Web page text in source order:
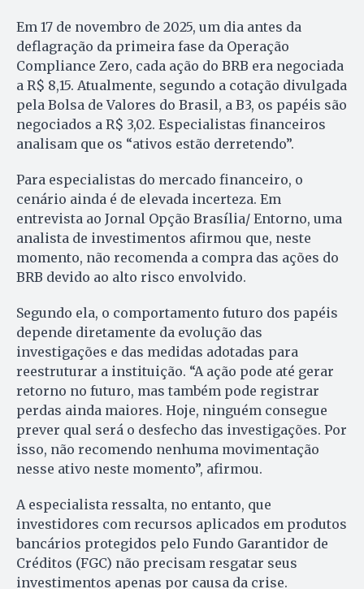
Em 17 de novembro de 2025, um dia antes da
deflagração da primeira fase da Operação
Compliance Zero, cada ação do BRB era negociada
a R$ 8,15. Atualmente, segundo a cotação divulgada
pela Bolsa de Valores do Brasil, a B3, os papéis são
negociados a R$ 3,02. Especialistas financeiros
analisam que os “ativos estão derretendo”.
Para especialistas do mercado financeiro, o
cenário ainda é de elevada incerteza. Em
entrevista ao Jornal Opção Brasília/ Entorno, uma
analista de investimentos afirmou que, neste
momento, não recomenda a compra das ações do
BRB devido ao alto risco envolvido.
Segundo ela, o comportamento futuro dos papéis
depende diretamente da evolução das
investigações e das medidas adotadas para
reestruturar a instituição. “A ação pode até gerar
retorno no futuro, mas também pode registrar
perdas ainda maiores. Hoje, ninguém consegue
prever qual será o desfecho das investigações. Por
isso, não recomendo nenhuma movimentação
nesse ativo neste momento”, afirmou.
A especialista ressalta, no entanto, que
investidores com recursos aplicados em produtos
bancários protegidos pelo Fundo Garantidor de
Créditos (FGC) não precisam resgatar seus
investimentos apenas por causa da crise.